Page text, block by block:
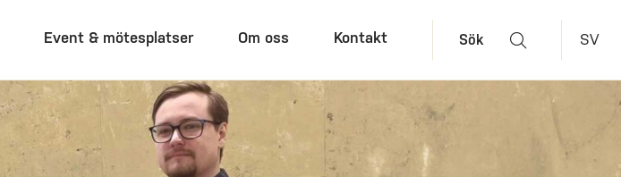
Event & mötesplatser Om oss Kontakt Sök SV